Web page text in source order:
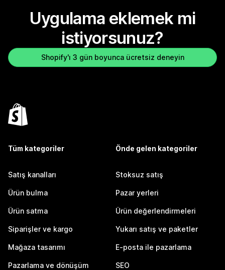
Uygulama eklemek mi
istiyorsunuz?
Shopify'ı 3 gün boyunca ücretsiz deneyin
Tüm kategoriler
Satış kanalları
Ürün bulma
Ürün satma
Siparişler ve kargo
Mağaza tasarımı
Pazarlama ve dönüşüm
Önde gelen kategoriler
Stoksuz satış
Pazar yerleri
Ürün değerlendirmeleri
Yukarı satış ve paketler
E-posta ile pazarlama
SEO